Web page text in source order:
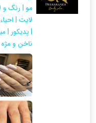
مو | رنگ و
لایت |
| پدیکور |
ناخن و مژه